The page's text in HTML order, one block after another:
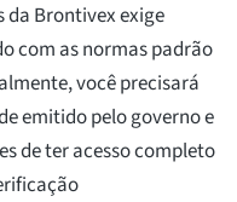
Brontivex exige
com as normas padrão
você precisará
emitido pelo governo e
de ter acesso completo